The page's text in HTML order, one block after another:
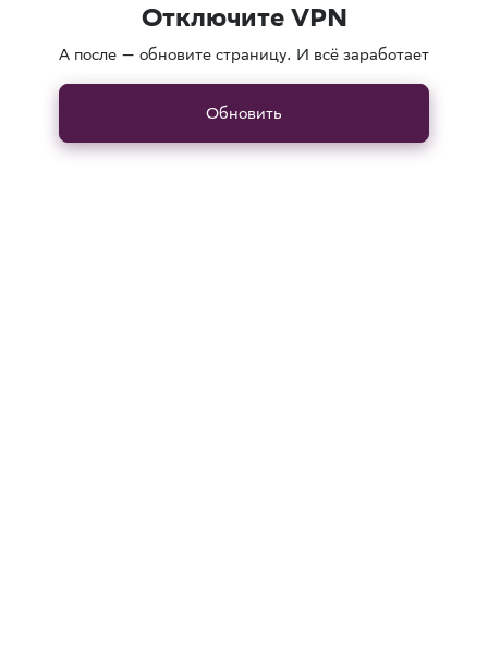
Отключите VPN
А после — обновите страницу. И всё заработает
Обновить